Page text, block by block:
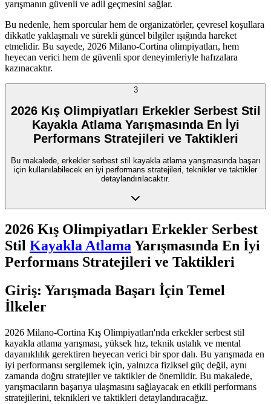
yarışmanın güvenli ve adil geçmesini sağlar.
Bu nedenle, hem sporcular hem de organizatörler, çevresel koşullara
dikkatle yaklaşmalı ve sürekli güncel bilgiler ışığında hareket
etmelidir. Bu sayede, 2026 Milano-Cortina olimpiyatları, hem
heyecan verici hem de güvenli spor deneyimleriyle hafızalara
kazınacaktır.
3
2026 Kış Olimpiyatları Erkekler Serbest Stil
Kayakla Atlama Yarışmasında En İyi
Performans Stratejileri ve Taktikleri
Bu makalede, erkekler serbest stil kayakla atlama yarışmasında başarı
için kullanılabilecek en iyi performans stratejileri, teknikler ve taktikler
detaylandırılacaktır.
2026 Kış Olimpiyatları Erkekler Serbest
Stil Kayakla AtlamaYarışmasında En İyi
Performans Stratejileri ve Taktikleri
Giriş: Yarışmada Başarı İçin Temel
İlkeler
2026 Milano-Cortina Kış Olimpiyatları'nda erkekler serbest stil
kayakla atlama yarışması, yüksek hız, teknik ustalık ve mental
dayanıklılık gerektiren heyecan verici bir spor dalı. Bu yarışmada en
iyi performansı sergilemek için, yalnızca fiziksel güç değil, aynı
zamanda doğru stratejiler ve taktikler de önemlidir. Bu makalede,
yarışmacıların başarıya ulaşmasını sağlayacak en etkili performans
stratejilerini, teknikleri ve taktikleri detaylandıracağız.